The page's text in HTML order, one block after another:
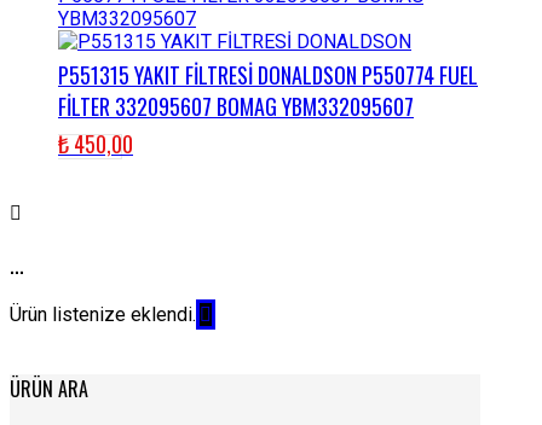
P551315 YAKIT FİLTRESİ DONALDSON P550774 FUEL
FİLTER 332095607 BOMAG YBM332095607
₺450,00
...
Ürün listenize eklendi.
ÜRÜN ARA